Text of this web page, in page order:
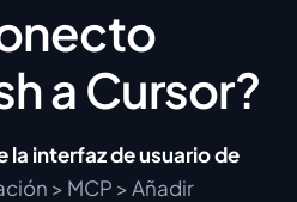
a Cursor?
la interfaz de usuario de
> MCP > Añadir